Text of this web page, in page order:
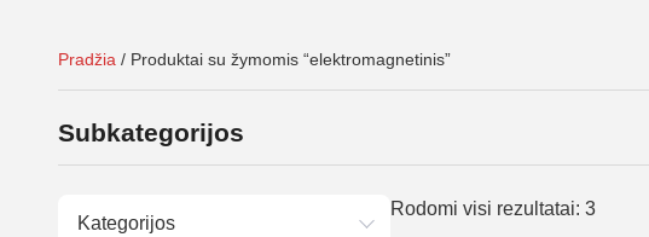
Pradžia / Produktai su žymomis “elektromagnetinis”
Subkategorijos
Kategorijos
Rodomi visi rezultatai: 3